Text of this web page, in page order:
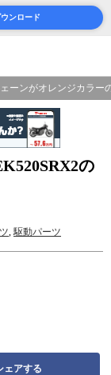
ウンロード
ーンがオレンジカラー
の
,駆動パーツ
ェアする